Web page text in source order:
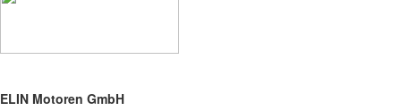
ELIN Motoren GmbH